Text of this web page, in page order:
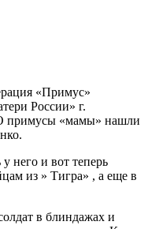
«Примус»
России» г.
примусы «мамы» нашли
него и вот теперь
из » Тигра» , а еще в
в блиндажах и